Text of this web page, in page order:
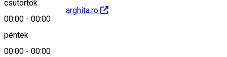
csütörtök
00:00 - 00:00
péntek
00:00 - 00:00
http://salvamontharghita.ro